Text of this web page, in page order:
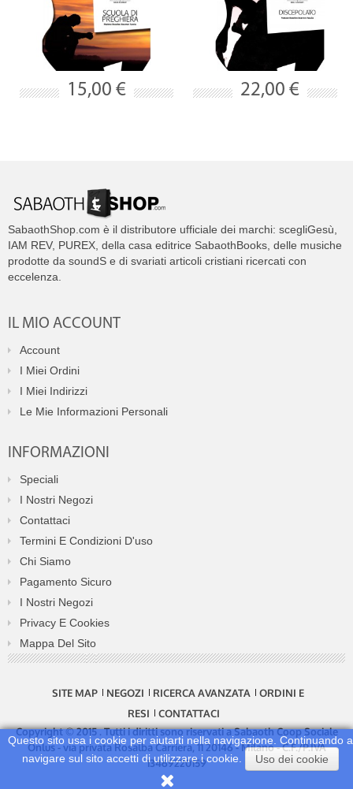
Questo sito usa i cookie per aiutarti nella navigazione. Continuando a
navigare sul sito accetti di utilizzare i cookie.
Uso dei cookie
15,00 € 22,00 €
SabaothShop.com è il distributore ufficiale dei marchi: scegliGesù,
IAM REV, PUREX, della casa editrice SabaothBooks, delle musiche
prodotte da soundS e di svariati articoli cristiani ricercati con
eccelenza.
IL MIO ACCOUNT
Account
I Miei Ordini
I Miei Indirizzi
Le Mie Informazioni Personali
INFORMAZIONI
Speciali
I Nostri Negozi
Contattaci
Termini E Condizioni D'uso
Chi Siamo
Pagamento Sicuro
I Nostri Negozi
Privacy E Cookies
Mappa Del Sito
SITE MAP NEGOZI RICERCA AVANZATA
ORDINI E
RESI
CONTATTACI
Copyright © 2015 . Tutti i diritti sono riservati a Sabaoth Coop Sociale
Onlus - via privata Rosalba Carriera, 11 20146 - Milano - C.F./P.IVA
13469220159